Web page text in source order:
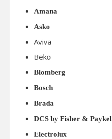
Amana
Asko
Aviva
Beko
Blomberg
Bosch
Brada
DCS by Fisher & Paykel
Electrolux